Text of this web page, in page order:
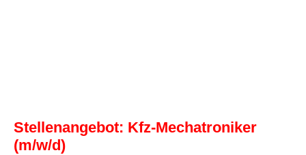
Stellenangebot: Kfz-Mechatroniker
(m/w/d)